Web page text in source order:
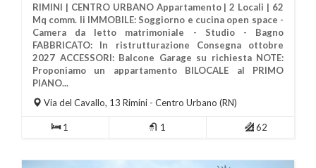
Più Informazioni
RIMINI | CENTRO URBANO Appartamento | 2 Locali | 62
Mq comm. li IMMOBILE: Soggiorno e cucina open space -
Camera da letto matrimoniale - Studio - Bagno
FABBRICATO: In ristrutturazione Consegna ottobre
2027 ACCESSORI: Balcone Garage su richiesta NOTE:
Proponiamo un appartamento BILOCALE al PRIMO
PIANO...
Via del Cavallo, 13 Rimini - Centro Urbano (RN)
1 1 62